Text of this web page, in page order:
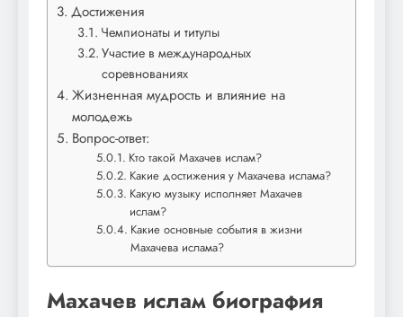
Достижения
Чемпионаты и титулы
Участие в международных
соревнованиях
Жизненная мудрость и влияние на
молодежь
Вопрос-ответ:
Кто такой Махачев ислам?
Какие достижения у Махачева ислама?
Какую музыку исполняет Махачев
ислам?
Какие основные события в жизни
Махачева ислама?
Махачев ислам биография